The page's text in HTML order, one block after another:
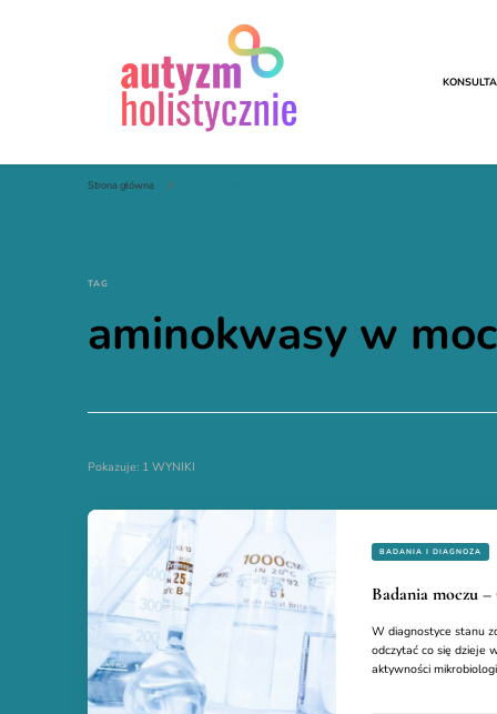
Autyzm Holistycznie
Strona główna
TAG
aminokwasy w
Pokazuje: 1 WYNIKI
BADANIA I DIAGNOZA
Badania moczu
W diagnostyce stanu
odczytać co się dzieje
aktywności